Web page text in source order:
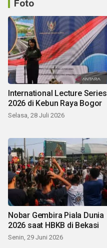
Foto
International Lecture Series
2026 di Kebun Raya Bogor
Selasa, 28 Juli 2026
Nobar Gembira Piala Dunia
2026 saat HBKB di Bekasi
Senin, 29 Juni 2026